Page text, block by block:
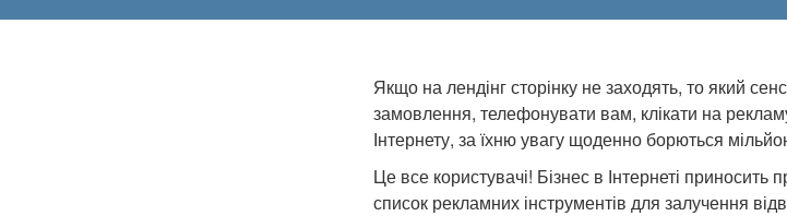
Якщо на лендінг сторінку не заходять, то який
замовлення, телефонувати вам, клікати на
Інтернету, за їхню увагу щоденно борються
Це все користувачі! Бізнес в Інтернеті
список рекламних інструментів для залучення